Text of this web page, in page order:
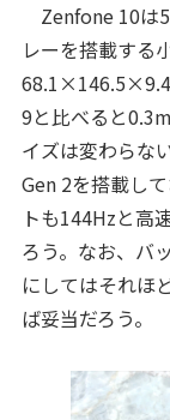
Zenfone 10は
レーを搭載する
9と比べると
イズは変わらな
Gen 2を搭載し
トも144Hzと高
ろう。なお、バ
にしてはそれほ
ば妥当だろう。